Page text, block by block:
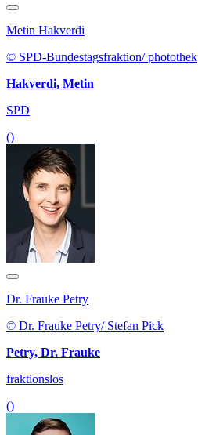
Metin Hakverdi
© SPD-Bundestagsfraktion/ photothek
Hakverdi, Metin
SPD
()
Dr. Frauke Petry
© Dr. Frauke Petry/ Stefan Pick
Petry, Dr. Frauke
fraktionslos
()